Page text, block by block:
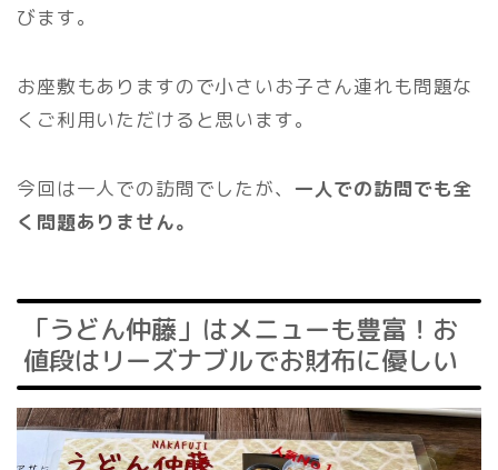
びます。
お座敷もありますので小さいお子さん連れも問題な
くご利用いただけると思います。
今回は一人での訪問でしたが、 一人での訪問でも全
く問題ありません。
「うどん仲藤」はメニューも豊富！お
値段はリーズナブルでお財布に優しい